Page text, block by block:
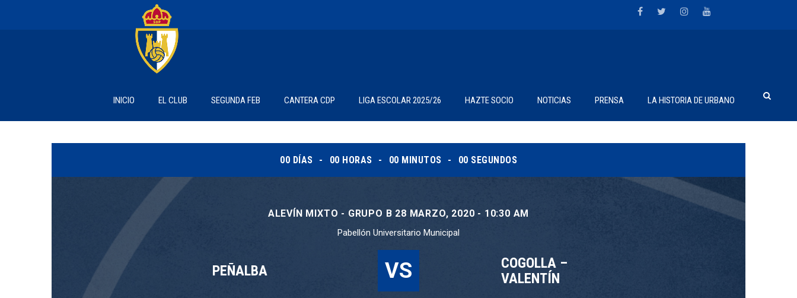
INICIO EL CLUB SEGUNDA FEB CANTERA CDP LIGA ESCOLAR 2025/26 HAZTE SOCIO NOTICIAS PRENSA LA HISTORIA DE URBANO
00 DÍAS 00 HORAS 00 MINUTOS 00 SEGUNDOS
ALEVÍN MIXTO - GRUPO B 28 MARZO, 2020 - 10:30 AM
Pabellón Universitario Municipal
PEÑALBA VS
COGOLLA –
VALENTÍN